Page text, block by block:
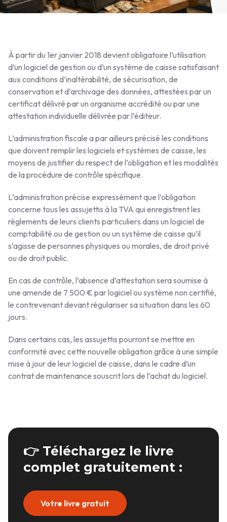
À partir du 1er janvier 2018 devient obligatoire l’utilisation
d’un logiciel de gestion ou d’un système de caisse satisfaisant
aux conditions d’inaltérabilité, de sécurisation, de
conservation et d’archivage des données, attestées par un
certificat délivré par un organisme accrédité ou par une
attestation individuelle délivrée par l’éditeur.
L’administration fiscale a par ailleurs précisé les conditions
que doivent remplir les logiciels et systèmes de caisse, les
moyens de justifier du respect de l’obligation et les modalités
de la procédure de contrôle spécifique.
L’administration précise expressément que l’obligation
concerne tous les assujettis à la TVA qui enregistrent les
règlements de leurs clients particuliers dans un logiciel de
comptabilité ou de gestion ou un système de caisse qu’il
s’agisse de personnes physiques ou morales, de droit privé
ou de droit public.
En cas de contrôle, l’absence d’attestation sera soumise à
une amende de 7 500 € par logiciel ou système non certifié,
le contrevenant devant régulariser sa situation dans les 60
jours.
Dans certains cas, les assujettis pourront se mettre en
conformité avec cette nouvelle obligation grâce à une simple
mise à jour de leur logiciel de caisse, dans le cadre d’un
contrat de maintenance souscrit lors de l’achat du logiciel.
👉 Téléchargez le livre
complet gratuitement :
Votre livre gratuit